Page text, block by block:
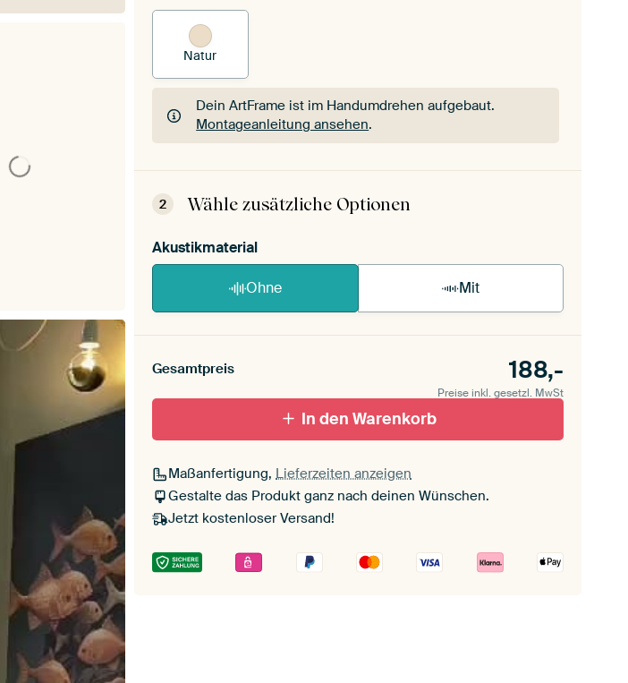
Natur
Dein ArtFrame ist im Handumdrehen aufgebaut.
Montageanleitung ansehen.
Dein ArtFrame ist im Handumdrehen aufgebaut.
2 Wähle zusätzliche Optionen
Akustikmaterial
Ohne Mit
Gesamtpreis 188,-
Preise inkl. gesetzl. MwSt
In den Warenkorb
Maßanfertigung, Lieferzeiten anzeigen
Gestalte das Produkt ganz nach deinen Wünschen.
Jetzt kostenloser Versand!